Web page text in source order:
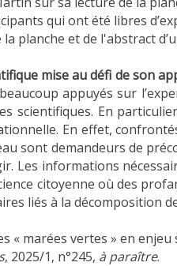
qui ont été libres
planche et de l'abstract
mise au défi de son
appuyés sur
scientifiques. En
En effet,
sont demandeurs de
Les informations
citoyenne où des
liés à la décomposition
« marées vertes » en
, 2025/1, n°245, à paraître.